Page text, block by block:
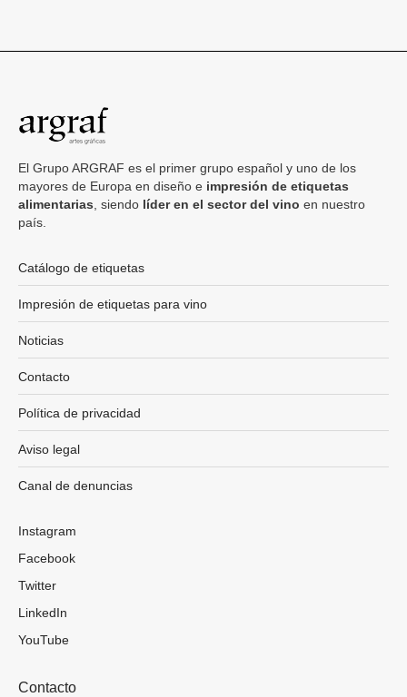
El Grupo ARGRAF es el primer grupo español y uno de los
mayores de Europa en diseño e impresión de etiquetas
alimentarias , siendo líder en el sector del vino en nuestro
país.
Catálogo de etiquetas
Impresión de etiquetas para vino
Noticias
Contacto
Política de privacidad
Aviso legal
Canal de denuncias
Instagram
Facebook
Twitter
LinkedIn
YouTube
Contacto